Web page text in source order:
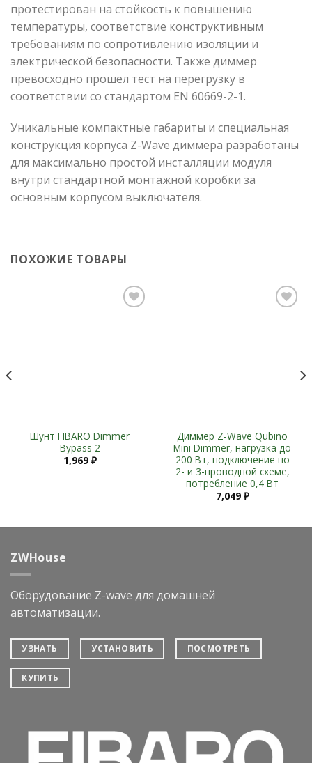
протестирован на стойкость к повышению
температуры, соответствие конструктивным
требованиям по сопротивлению изоляции и
электрической безопасности. Также диммер
превосходно прошел тест на перегрузку в
соответствии со стандартом EN 60669-2-1.
Уникальные компактные габариты и специальная
конструкция корпуса Z-Wave диммера разработаны
для максимально простой инсталляции модуля
внутри стандартной монтажной коробки за
основным корпусом выключателя.
ПОХОЖИЕ ТОВАРЫ
Шунт FIBARO Dimmer
Bypass 2
1,969 ₽
Диммер Z-Wave Qubino
Mini Dimmer, нагрузка до
200 Вт, подключение по
2- и 3-проводной схеме,
потребление 0,4 Вт
7,049 ₽
ZWHouse
Оборудование Z-wave для домашней
автоматизации.
УЗНАТЬ УСТАНОВИТЬ ПОСМОТРЕТЬ
КУПИТЬ